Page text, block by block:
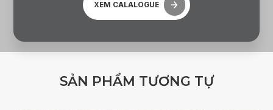
XEM CALALOGUE
SẢN PHẨM TƯƠNG TỰ